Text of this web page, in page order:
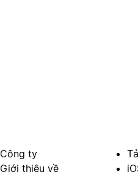
Công ty
Giới thiệu về